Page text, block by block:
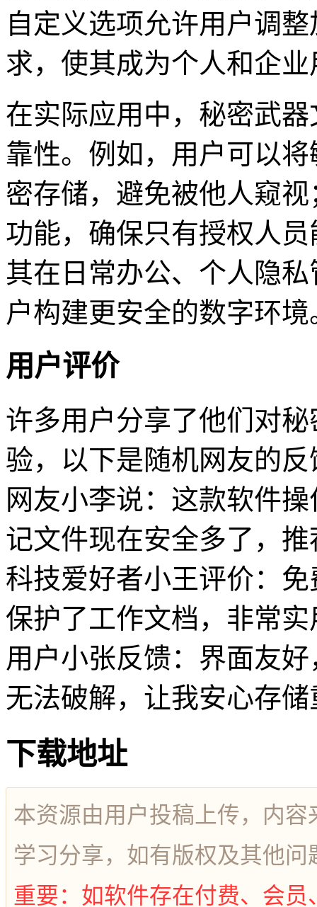
自定义选项允许用户调
求，使其成为个人和企
在实际应用中，秘密武
靠性。例如，用户可以
密存储，避免被他人窥
功能，确保只有授权人
其在日常办公、个人隐
户构建更安全的数字环境
用户评价
许多用户分享了他们对
验，以下是随机网友的反
网友小李说：这款软件
记文件现在安全多了，
科技爱好者小王评价：
保护了工作文档，非常实
用户小张反馈：界面友
无法破解，让我安心存
下载地址
本资源由用户投稿上传，内
学习分享，如有版权及其他
重要：如软件存在付费、会